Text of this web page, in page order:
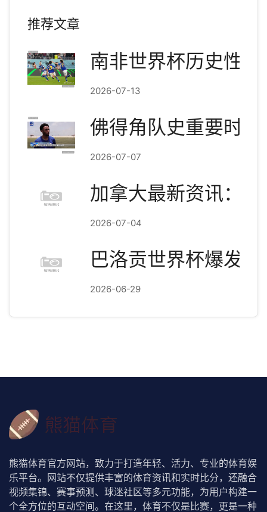
推荐文章
南非世界杯历史性
2026-07-13
佛得角队史重要时
2026-07-07
加拿大最新资讯：
2026-07-04
巴洛贡世界杯爆发
2026-06-29
熊猫体育官方网站，致力于打造年轻、活力、专业的体育娱
乐平台。网站不仅提供丰富的体育资讯和实时比分，还融合
视频集锦、赛事预测、球迷社区等多元功能，为用户构建一
个全方位的互动空间。在这里，体育不仅是比赛，更是一种